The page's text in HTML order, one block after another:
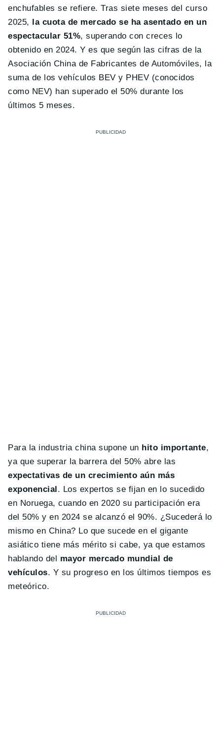
enchufables se refiere. Tras siete meses del curso
2025,
la cuota de mercado se ha asentado en un
espectacular 51%, superando con creces lo
obtenido en 2024. Y es que según las cifras de la
Asociación China de Fabricantes de Automóviles, la
suma de los vehículos BEV y PHEV (conocidos
como NEV) han superado el 50% durante los
últimos 5 meses.
Para la industria china supone un hito importante,
ya que superar la barrera del 50% abre las
expectativas de un crecimiento aún más
exponencial . Los expertos se fijan en lo sucedido
en Noruega, cuando en 2020 su participación era
del 50% y en 2024 se alcanzó el 90%. ¿Sucederá lo
mismo en China? Lo que sucede en el gigante
asiático tiene más mérito si cabe, ya que estamos
hablando del mayor mercado mundial de
vehículos. Y su progreso en los últimos tiempos es
meteórico.